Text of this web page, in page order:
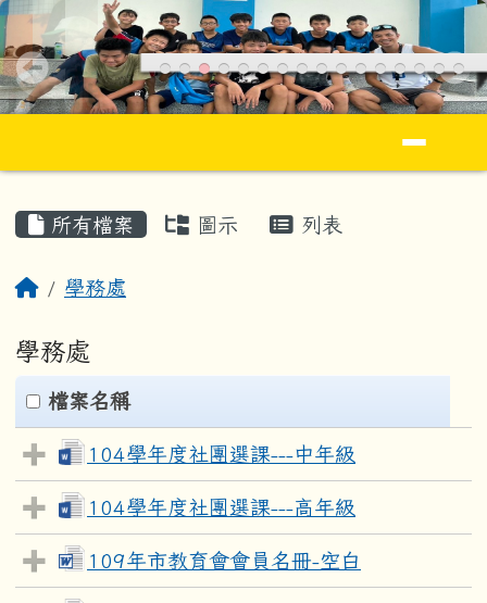
跳至主內容區
花蓮縣立忠孝國民小學全球資訊
所有檔案 圖示 列表
回首頁
學務處
學務處
clickAll
檔案名稱
104學年度社團選課---中年級
104學年度社團選課---高年級
109年市教育會會員名冊-空白